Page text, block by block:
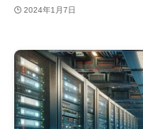
2024年1月7日